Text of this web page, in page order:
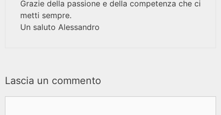
Grazie della passione e della competenza che ci
metti sempre.
Un saluto Alessandro
Lascia un commento